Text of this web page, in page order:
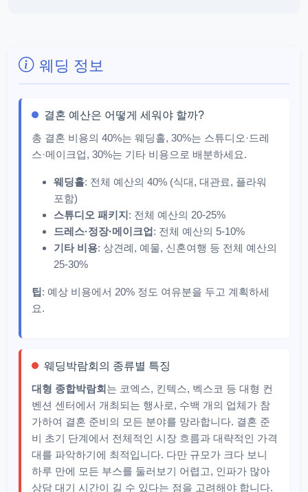
웨딩 정보
결혼 예산은 어떻게 세워야 할까?
총 결혼 비용의 40%는 웨딩홀, 30%는 스튜디오·드레
스·메이크업, 30%는 기타 비용으로 배분하세요.
웨딩홀: 전체 예산의 40% (식대, 대관료, 플라워
포함)
스튜디오 패키지: 전체 예산의 20-25%
드레스·정장·메이크업 : 전체 예산의 5-10%
기타 비용: 상견례, 예물, 신혼여행 등 전체 예산의
25-30%
팁 : 예상 비용에서 20% 정도 여유분을 두고 계획하세
요.
웨딩박람회의 종류별 특징
대형 종합박람회는 코엑스, 킨텍스, 벡스코 등 대형 컨
벤션 센터에서 개최되는 행사로, 수백 개의 업체가 참
가하여 결혼 준비의 모든 분야를 망라합니다. 결혼 준
비 초기 단계에서 전체적인 시장 흐름과 대략적인 가격
대를 파악하기에 최적입니다. 다만 규모가 크다 보니
하루 만에 모든 부스를 둘러보기 어렵고, 인파가 많아
상담 대기 시간이 길 수 있다는 점을 고려해야 합니다.